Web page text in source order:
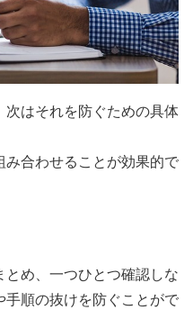
はそれを防ぐための具体
合わせることが効果的で
め、一つひとつ確認しな
順の抜けを防ぐことがで